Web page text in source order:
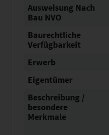
Ausweisung Nach
Bau NVO
Baurechtliche
Verfügbarkeit
Erwerb
Eigentümer
Beschreibung /
besondere
Merkmale